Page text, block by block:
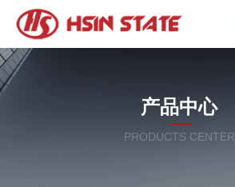
产品中心
PRODUCTS CENTER